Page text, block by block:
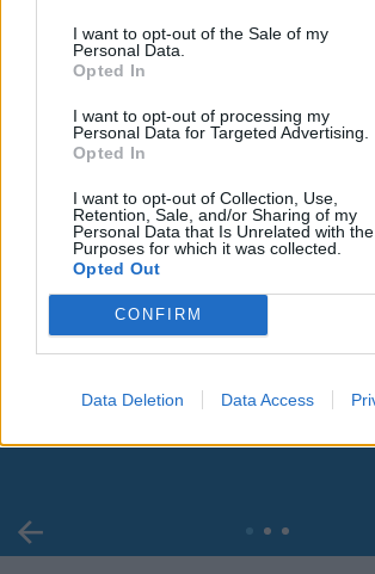
I want to opt-out of the Sale of my
Personal Data.
Opted In
I want to opt-out of processing my
Personal Data for Targeted Advertising.
Opted In
I want to opt-out of Collection, Use,
Retention, Sale, and/or Sharing of my
Personal Data that Is Unrelated with the
Purposes for which it was collected.
Opted Out
CONFIRM
Data Deletion Data Access
00:00
Leonardo Maria Del Vecchio